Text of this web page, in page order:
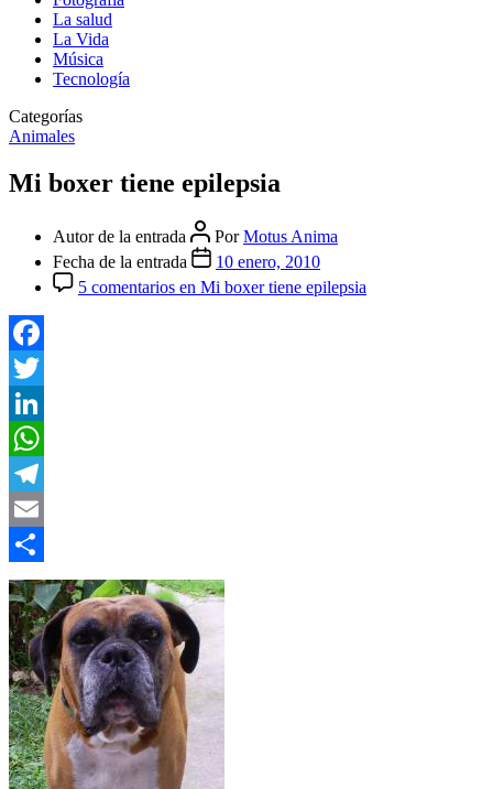
La salud
La Vida
Música
Tecnología
Categorías
Animales
Mi boxer tiene epilepsia
Autor de la entrada PorMotus Anima
Fecha de la entrada
10 enero, 2010
5 comentarios en Mi boxer tiene epilepsia
Facebook
Twitter
LinkedIn
WhatsApp
Telegram
Email
Compartir